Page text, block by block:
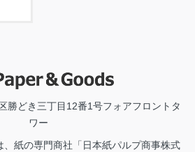
勝どき三丁目12番1号フォアフロントタ
ワー
紙の専門商社「日本紙パルプ商事株式